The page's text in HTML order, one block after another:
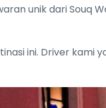
unik dari Souq
ini. Driver kami